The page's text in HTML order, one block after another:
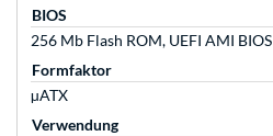
BIOS
256 Mb Flash ROM, UEFI AMI BIOS
Formfaktor
µATX
Verwendung